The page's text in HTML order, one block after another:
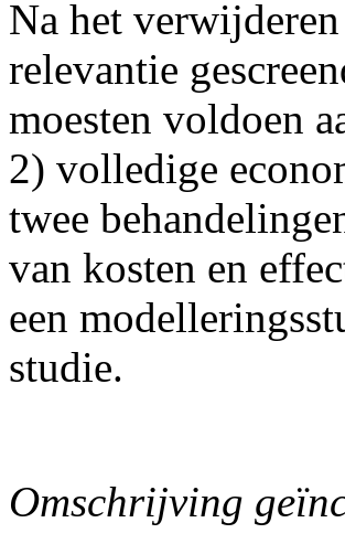
Na het
relevantie
moesten voldoen
2) volledige
twee
van kosten en
een
studie.
Omschrijving